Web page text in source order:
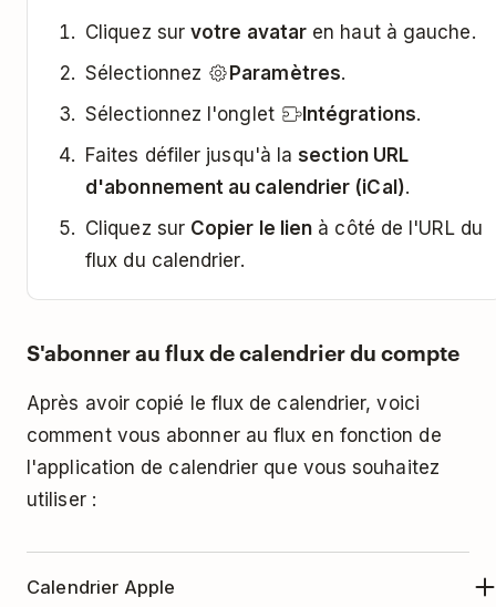
Cliquez survotre avatar en haut à gauche.
Sélectionnez
Paramètres.
Sélectionnez l'onglet
Intégrations.
Faites défiler jusqu'à lasection URL
d'abonnement au calendrier (iCal).
Cliquez sur Copier le lien à côté de l'URL du
flux du calendrier.
S'abonner au flux de calendrier du compte
Après avoir copié le flux de calendrier, voici
comment vous abonner au flux en fonction de
l'application de calendrier que vous souhaitez
utiliser :
Calendrier Apple